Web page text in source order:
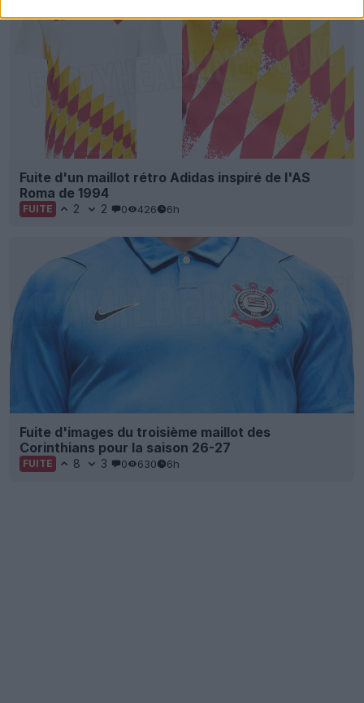
Fuite d'un maillot rétro Adidas inspiré de l'AS
Roma de 1994
FUITE 2 2 0 426 6h
Fuite d'images du troisième maillot des
Corinthians pour la saison 26-27
FUITE 8 3 0 630 6h